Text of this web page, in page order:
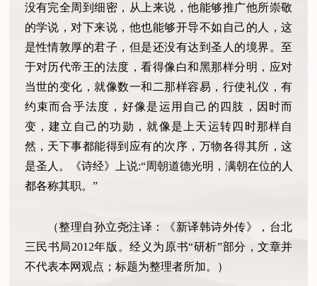
没有完全周到细密，从上来说，他能够推广他所崇敬
的学说，对下来说，他也能够开导不如自己的人，这
是性情敦厚的君子，但是还没有达到圣人的境界。至
于对历代帝王的法度，看得像白和黑那样分明，应对
当世的变化，就像数一和二那样容易，行使礼仪，有
约束而合乎法度，好像是运用自己的四肢，因时而
变，建立自己的功勋，就像是上天运转四时那样自
然，天下事都能得到应有的次序，万物各得其所，这
是圣人。《诗经》上说:“周朝道德光明，满朝在位的人
都各称其职。”
（整理自孙立尧注译：《新译韩诗外传》，台北
三民书局2012年版。经义为原书“研析”部分，文章并
不代表本网观点；标题为整理者所加。）